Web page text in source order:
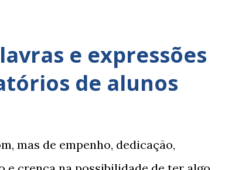
e expressões
de alunos
mas de empenho, dedicação,